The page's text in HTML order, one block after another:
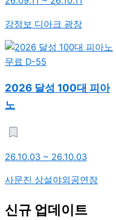
강정보 디아크 광장
무료 D-55
2026 달성 100대 피아
노
26.10.03 ~ 26.10.03
사문진 상설야외공연장
신규 업데이트